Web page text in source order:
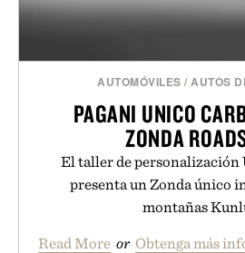
AUTOMÓVILES / AUTOS
PAGANI UNICO
ZONDA
El taller de personalización
presenta un Zonda único
montañas
Read More or Obtenga más